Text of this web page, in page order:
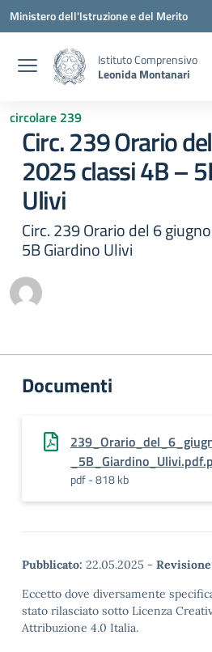
Vai ai contenuti
Vai al menu di navigazione
Vai al footer
Ministero dell'Istruzione e del Merito
Istituto Comprensivo
Leonida Montanari
circolare 239
Circ. 239 Orario
2025 classi 4B –
Ulivi
Circ. 239 Orario del 6
5B Giardino Ulivi
Documenti
pdf - 818 kb
Pubblicato: 22.05.2025 -
Eccetto dove diversamente
stato rilasciato sotto Licenza
Attribuzione 4.0 Italia.